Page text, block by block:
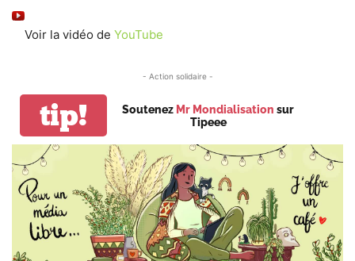
Voir la vidéo de YouTube
- Action solidaire -
tip! Soutenez Mr Mondialisation sur
Tipeee